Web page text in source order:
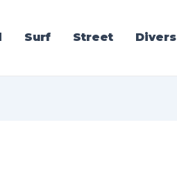
Surf Street Divers